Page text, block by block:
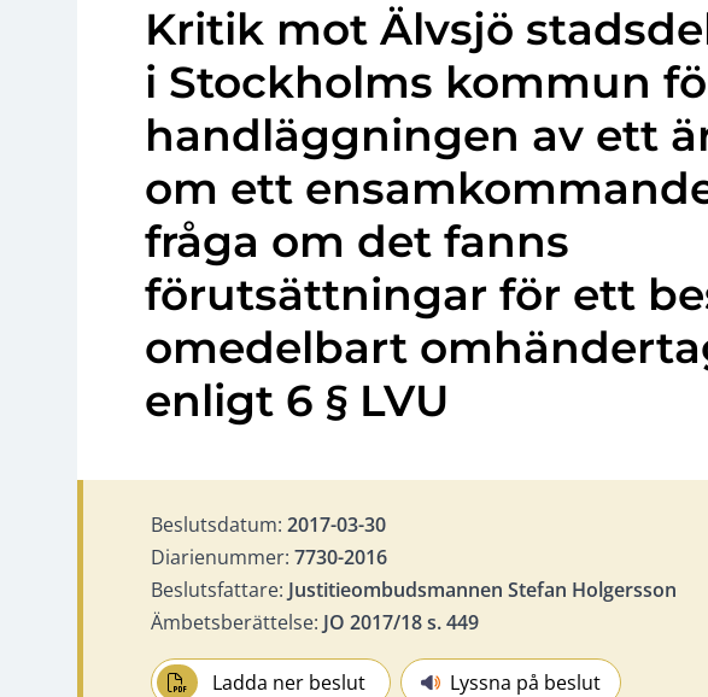
Kritik mot Älvsjö
i Stockholms kommun
handläggningen av ett
om ett
fråga om det fanns
förutsättningar för ett
omedelbart
enligt 6 § LVU
Beslutsdatum: 2017-03-30
Diarienummer: 7730-2016
Beslutsfattare: Justitieombudsmannen Stefan Holgersson
Ämbetsberättelse: JO 2017/18 s. 449
Ladda ner beslut Lyssna på beslut